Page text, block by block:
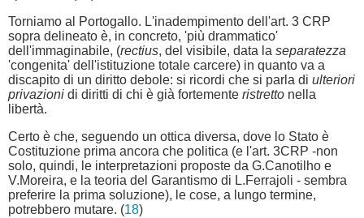
Torniamo al Portogallo. L'inadempimento dell'art. 3 CRP
sopra delineato è, in concreto, 'più drammatico'
dell'immaginabile, (rectius, del visibile, data la separatezza
'congenita' dell'istituzione totale carcere) in quanto va a
discapito di un diritto debole: si ricordi che si parla di ulteriori
privazioni di diritti di chi è già fortemente ristretto nella
libertà.
Certo è che, seguendo un ottica diversa, dove lo Stato è
Costituzione prima ancora che politica (e l'art. 3CRP -non
solo, quindi, le interpretazioni proposte da G.Canotilho e
V.Moreira, e la teoria del Garantismo di L.Ferrajoli - sembra
preferire la prima soluzione), le cose, a lungo termine,
potrebbero mutare. (18)